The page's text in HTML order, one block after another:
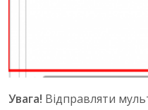
Увага! Відправляти